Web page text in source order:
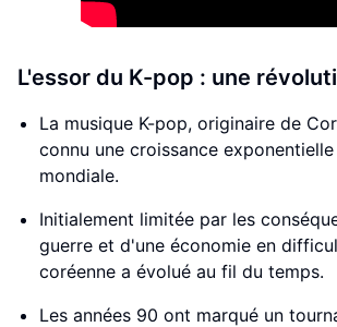
L'essor du K-pop : une
La musique K-pop, originaire de
connu une croissance
mondiale.
Initialement limitée par les
guerre et d'une économie en
coréenne a évolué au fil du temps.
Les années 90 ont marqué un